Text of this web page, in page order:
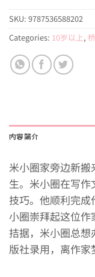
SKU: 9787536588202
Categories: 10岁以上,
内容简介
米小圈家旁边新
生。米小圈在写
技巧。他顺利完
小圈崇拜起这位
拮据，米小圈总
版社录用，离作家